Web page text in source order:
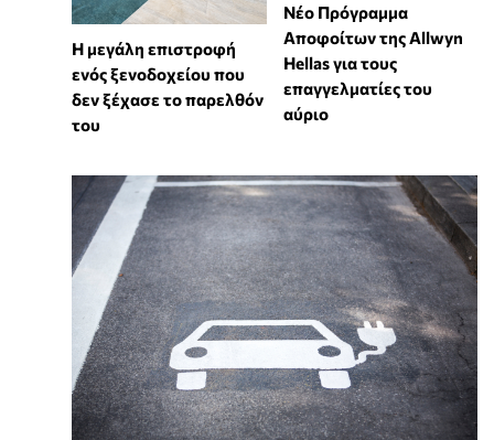
Η μεγάλη επιστροφή
ενός ξενοδοχείου που
δεν ξέχασε το παρελθόν
του
Νέο Πρόγραμμα
Αποφοίτων της Allwyn
Hellas για τους
επαγγελματίες του
αύριο